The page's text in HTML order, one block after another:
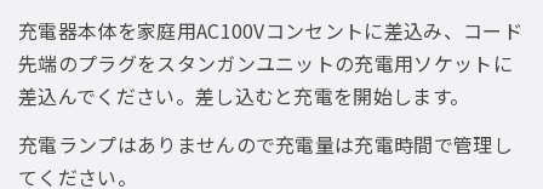
充電器本体を家庭用AC100Vコンセントに差込み、コード
先端のプラグをスタンガンユニットの充電用ソケットに
差込んでください。差し込むと充電を開始します。
充電ランプはありませんので充電量は充電時間で管理し
てください。